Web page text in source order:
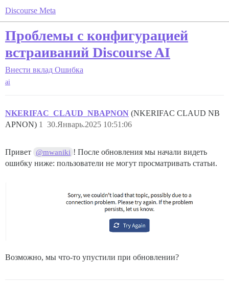
Discourse Meta
Проблемы с конфигурацией
встраиваний Discourse AI
Внести вклад Ошибка
ai
NKERIFAC_CLAUD_NBAPNON (NKERIFAC CLAUD NB
APNON)
30.Январь.2025 10:51:06
1
Привет @mwaniki ! После обновления мы начали видеть
ошибку ниже: пользователи не могут просматривать статьи.
Возможно, мы что-то упустили при обновлении?